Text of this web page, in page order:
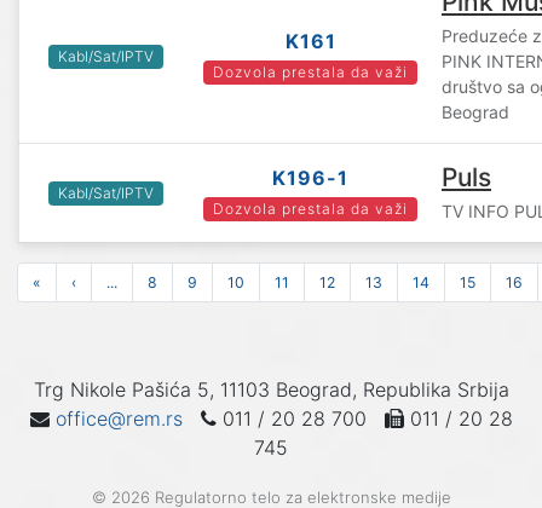
Kabl/Sat/IPTV
K161
Dozvola prestala da važi
Preduzeće
PINK
društvo sa
Beograd
Kabl/Sat/IPTV
K196-1
Dozvola prestala da važi
Puls
TV INFO
« ‹ ... 8 9 10 11 12 13 14 15 16
Trg Nikole Pašića 5, 11103 Beograd, Republika Srbija
office@rem.rs
011 / 20 28 700
011 / 20 28
745
© 2026 Regulatorno telo za elektronske medije